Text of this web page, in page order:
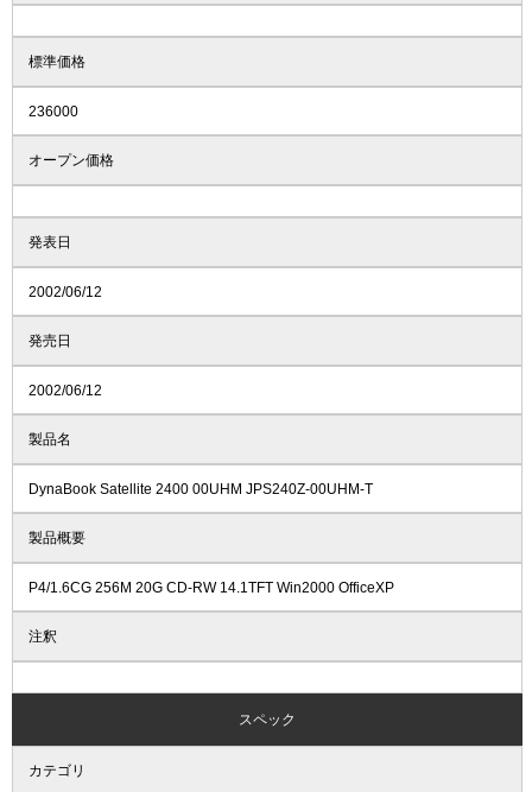
標準価格
236000
オープン価格
発表日
2002/06/12
発売日
2002/06/12
製品名
DynaBook Satellite 2400 00UHM JPS240Z-00UHM-T
製品概要
P4/1.6CG 256M 20G CD-RW 14.1TFT Win2000 OfficeXP
注釈
スペック
カテゴリ